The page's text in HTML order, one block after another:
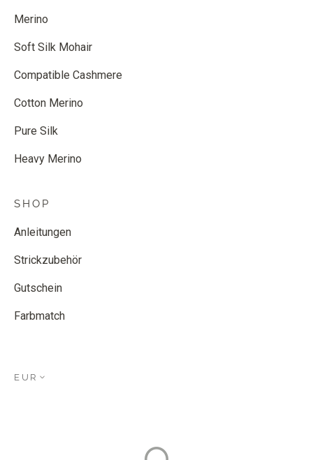
Merino
Soft Silk Mohair
Compatible Cashmere
Cotton Merino
Pure Silk
Heavy Merino
SHOP
Anleitungen
Strickzubehör
Gutschein
Farbmatch
EUR